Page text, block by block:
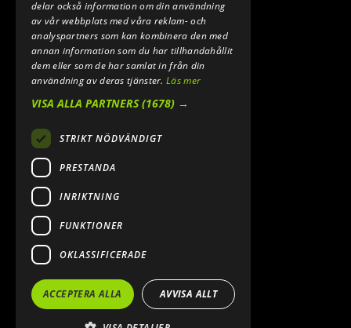
delar också information om din användning
av vår webbplats med våra reklam- och
analyspartners som kan kombinera den med
annan information som du har tillhandahållit
dem eller som de har samlat in från din
användning av deras tjänster.Läs mer
VISA ALLA PARTNERS(1678) →
STRIKT NÖDVÄNDIGT
PRESTANDA
INRIKTNING
FUNKTIONER
OKLASSIFICERADE
ACCEPTERA ALLA AVVISA ALLT